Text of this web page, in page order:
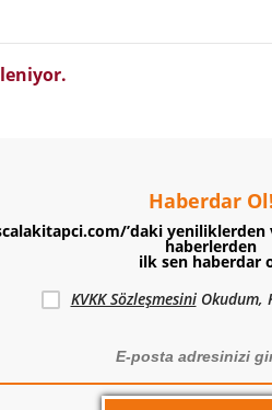
Haberdar Ol!
’daki yeniliklerden
haberlerden
ilk sen haberdar
KVKK SözleşmesiniOkudum,